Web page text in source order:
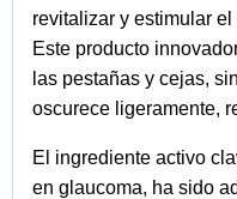
revitalizar y estimular
Este producto
las pestañas y cejas,
oscurece ligeramente,
El ingrediente activo
en glaucoma, ha sido